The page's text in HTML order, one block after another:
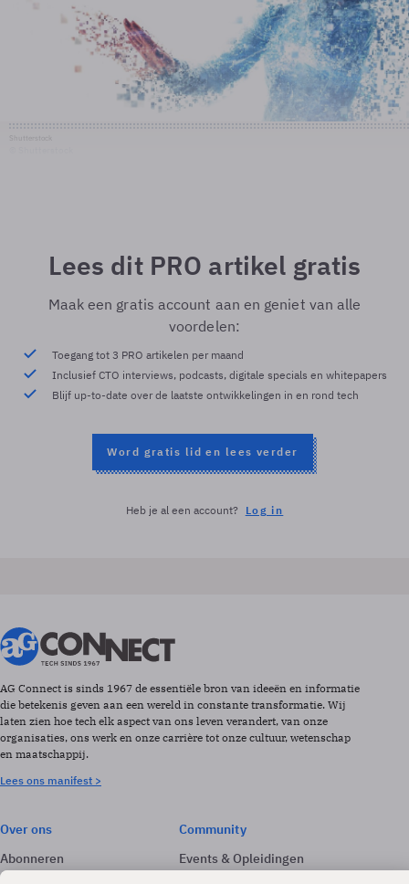
Lees dit PRO artikel gratis
Maak een gratis account aan en geniet van alle
voordelen:
Toegang tot 3 PRO artikelen per maand
Inclusief CTO interviews, podcasts, digitale specials en whitepapers
Blijf up-to-date over de laatste ontwikkelingen in en rond tech
Word gratis lid en lees verder
Heb je al een account? Log in
AG Connect is sinds 1967 de essentiële bron van ideeën en informatie
die betekenis geven aan een wereld in constante transformatie. Wij
laten zien hoe tech elk aspect van ons leven verandert, van onze
organisaties, ons werk en onze carrière tot onze cultuur, wetenschap
en maatschappij.
Lees ons manifest >
Over ons
Abonneren
Adverteren
Community
Events & Opleidingen